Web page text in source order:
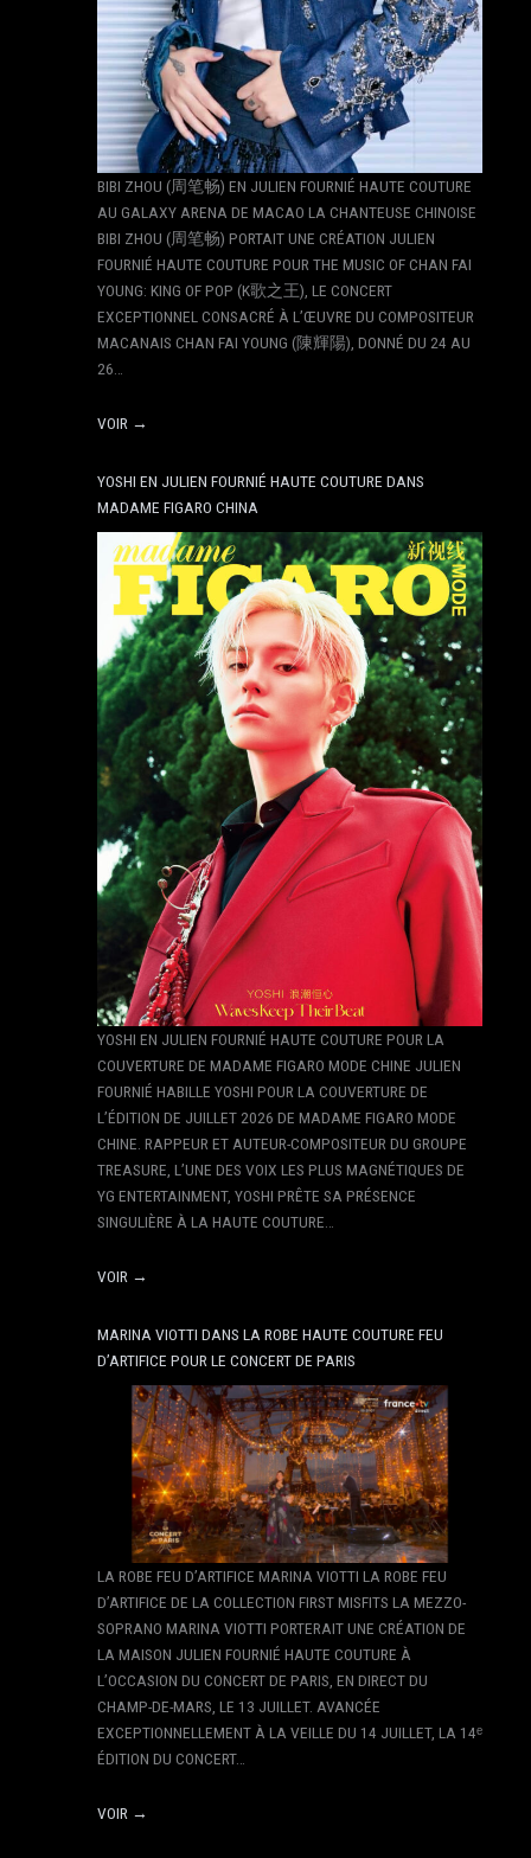
BIBI ZHOU (周笔畅) EN JULIEN FOURNIÉ HAUTE COUTURE
AU GALAXY ARENA DE MACAO LA CHANTEUSE CHINOISE
BIBI ZHOU (周笔畅) PORTAIT UNE CRÉATION JULIEN
FOURNIÉ HAUTE COUTURE POUR THE MUSIC OF CHAN FAI
YOUNG: KING OF POP (K歌之王), LE CONCERT
EXCEPTIONNEL CONSACRÉ À L’ŒUVRE DU COMPOSITEUR
MACANAIS CHAN FAI YOUNG (陳輝陽), DONNÉ DU 24 AU
26…
VOIR →
YOSHI EN JULIEN FOURNIÉ HAUTE COUTURE DANS
MADAME FIGARO CHINA
YOSHI EN JULIEN FOURNIÉ HAUTE COUTURE POUR LA
COUVERTURE DE MADAME FIGARO MODE CHINE JULIEN
FOURNIÉ HABILLE YOSHI POUR LA COUVERTURE DE
L’ÉDITION DE JUILLET 2026 DE MADAME FIGARO MODE
CHINE. RAPPEUR ET AUTEUR-COMPOSITEUR DU GROUPE
TREASURE, L’UNE DES VOIX LES PLUS MAGNÉTIQUES DE
YG ENTERTAINMENT, YOSHI PRÊTE SA PRÉSENCE
SINGULIÈRE À LA HAUTE COUTURE…
VOIR →
MARINA VIOTTI DANS LA ROBE HAUTE COUTURE FEU
D’ARTIFICE POUR LE CONCERT DE PARIS
LA ROBE FEU D’ARTIFICE MARINA VIOTTI LA ROBE FEU
D’ARTIFICE DE LA COLLECTION FIRST MISFITS LA MEZZO-
SOPRANO MARINA VIOTTI PORTERAIT UNE CRÉATION DE
LA MAISON JULIEN FOURNIÉ HAUTE COUTURE À
L’OCCASION DU CONCERT DE PARIS, EN DIRECT DU
CHAMP-DE-MARS, LE 13 JUILLET. AVANCÉE
EXCEPTIONNELLEMENT À LA VEILLE DU 14 JUILLET, LA 14ᵉ
ÉDITION DU CONCERT…
VOIR →